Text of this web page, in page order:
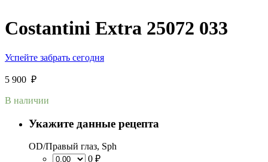
Costantini Extra 25072 033
Успейте забрать сегодня
5 900 ₽
В наличии
Укажите данные рецепта
OD/Правый глаз, Sph
0 ₽